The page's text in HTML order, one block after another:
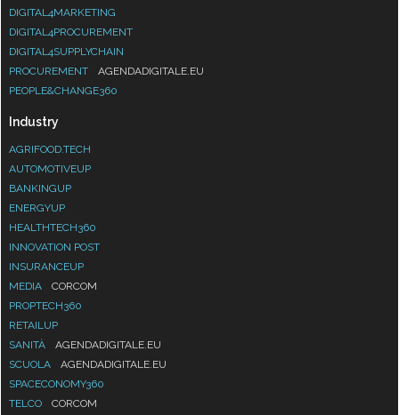
DIGITAL4MARKETING
DIGITAL4PROCUREMENT
DIGITAL4SUPPLYCHAIN
PROCUREMENT
AGENDADIGITALE.EU
PEOPLE&CHANGE360
Industry
AGRIFOOD.TECH
AUTOMOTIVEUP
BANKINGUP
ENERGYUP
HEALTHTECH360
INNOVATION POST
INSURANCEUP
MEDIA
CORCOM
PROPTECH360
RETAILUP
SANITÀ
AGENDADIGITALE.EU
SCUOLA
AGENDADIGITALE.EU
SPACECONOMY360
TELCO
CORCOM